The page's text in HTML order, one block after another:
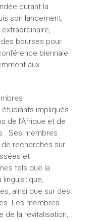
durant la
son lancement,
bourses pour
biennale
aux
impliqués
de l’Afrique et de
. Ses membres
de recherches sur
et
tels que la
ainsi que sur des
Les membres
la revitalisation,